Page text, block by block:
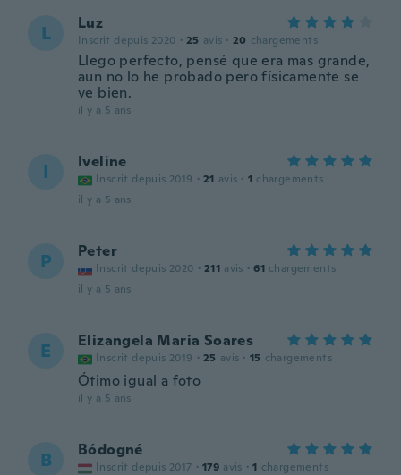
L Luz
Inscrit depuis 2020 · 25 avis · 20 chargements
Llego perfecto, pensé que era mas grande,
aun no lo he probado pero físicamente se
ve bien.
il y a 5 ans
I Iveline
Inscrit depuis 2019 · 21 avis · 1 chargements
il y a 5 ans
P Peter
Inscrit depuis 2020 · 211 avis · 61 chargements
il y a 5 ans
E Elizangela Maria Soares
Inscrit depuis 2019 · 25 avis · 15 chargements
Ótimo igual a foto
il y a 5 ans
B Bódogné
Inscrit depuis 2017 · 179 avis · 1 chargements